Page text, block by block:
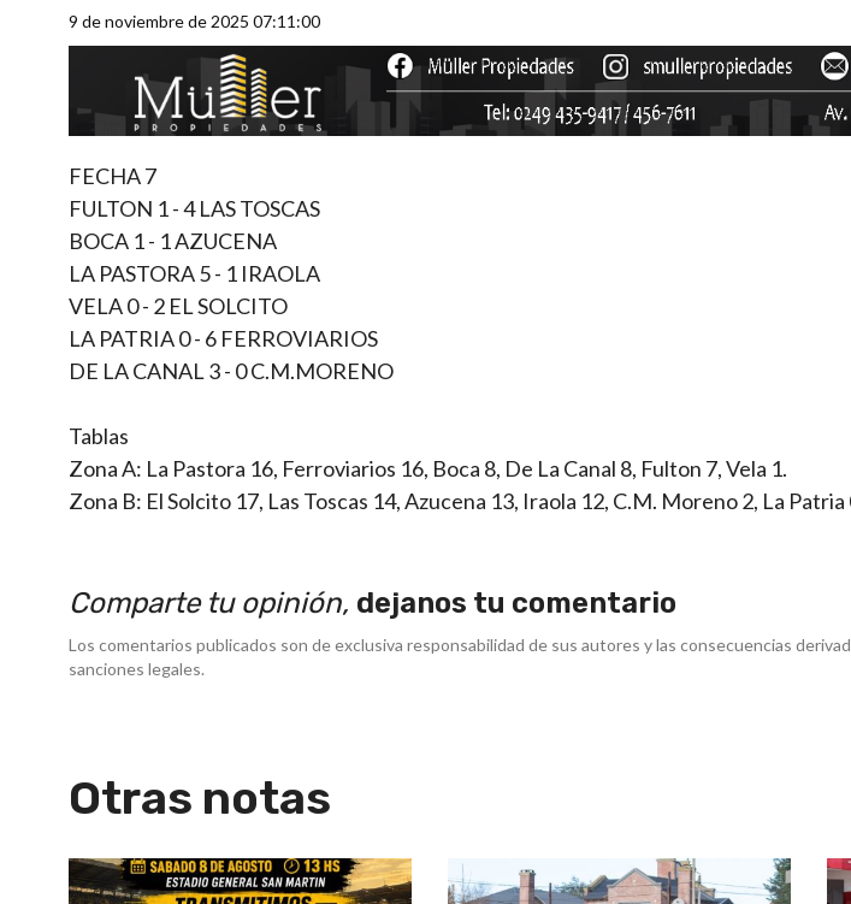
9 de noviembre de 2025 07:11:00
FECHA 7
FULTON 1 - 4 LAS TOSCAS
BOCA 1 - 1 AZUCENA
LA PASTORA 5 - 1 IRAOLA
VELA 0 - 2 EL SOLCITO
LA PATRIA 0 - 6 FERROVIARIOS
DE LA CANAL 3 - 0 C.M.MORENO
Tablas
Zona A: La Pastora 16, Ferroviarios 16, Boca 8, De La Canal 8, Fulton 7, Vela 1.
Zona B: El Solcito 17, Las Toscas 14, Azucena 13, Iraola 12, C.M. Moreno 2, La Patria
Comparte tu opinión, dejanos tu comentario
Los comentarios publicados son de exclusiva responsabilidad de sus autores y las consecuencias
sanciones legales.
Otras notas